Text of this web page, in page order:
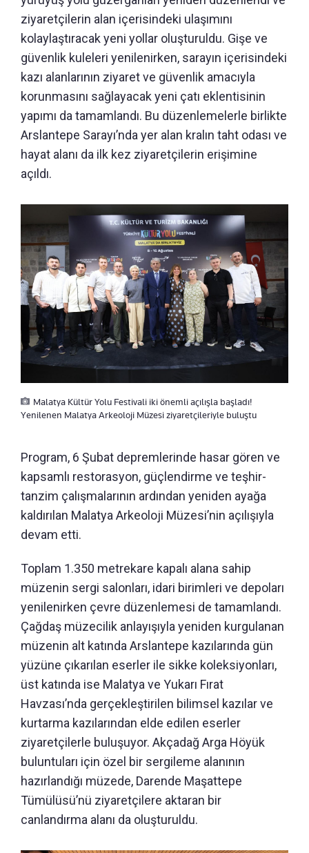
ziyaretçilerin alan içerisindeki ulaşımını
kolaylaştıracak yeni yollar oluşturuldu. Gişe ve
güvenlik kuleleri yenilenirken, sarayın içerisindeki
kazı alanlarının ziyaret ve güvenlik amacıyla
korunmasını sağlayacak yeni çatı eklentisinin
yapımı da tamamlandı. Bu düzenlemelerle birlikte
Arslantepe Sarayı’nda yer alan kralın taht odası ve
hayat alanı da ilk kez ziyaretçilerin erişimine
açıldı.
Malatya Kültür Yolu Festivali iki önemli açılışla başladı!
Yenilenen Malatya Arkeoloji Müzesi ziyaretçileriyle buluştu
Program, 6 Şubat depremlerinde hasar gören ve
kapsamlı restorasyon, güçlendirme ve teşhir-
tanzim çalışmalarının ardından yeniden ayağa
kaldırılan Malatya Arkeoloji Müzesi’nin açılışıyla
devam etti.
Toplam 1.350 metrekare kapalı alana sahip
müzenin sergi salonları, idari birimleri ve depoları
yenilenirken çevre düzenlemesi de tamamlandı.
Çağdaş müzecilik anlayışıyla yeniden kurgulanan
müzenin alt katında Arslantepe kazılarında gün
yüzüne çıkarılan eserler ile sikke koleksiyonları,
üst katında ise Malatya ve Yukarı Fırat
Havzası’nda gerçekleştirilen bilimsel kazılar ve
kurtarma kazılarından elde edilen eserler
ziyaretçilerle buluşuyor. Akçadağ Arga Höyük
buluntuları için özel bir sergileme alanının
hazırlandığı müzede, Darende Maşattepe
Tümülüsü’nü ziyaretçilere aktaran bir
canlandırma alanı da oluşturuldu.